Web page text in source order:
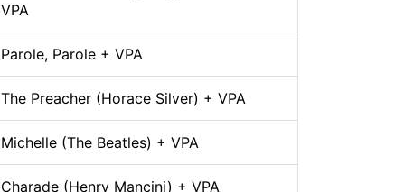
VPA
Parole, Parole + VPA
The Preacher (Horace Silver) + VPA
Michelle (The Beatles) + VPA
Charade (Henry Mancini) + VPA